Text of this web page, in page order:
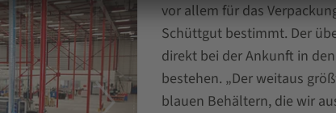
vor allem für das
Schüttgut bestimmt. Der
direkt bei der Ankunft in
bestehen. „Der weitaus
blauen Behältern, die wir